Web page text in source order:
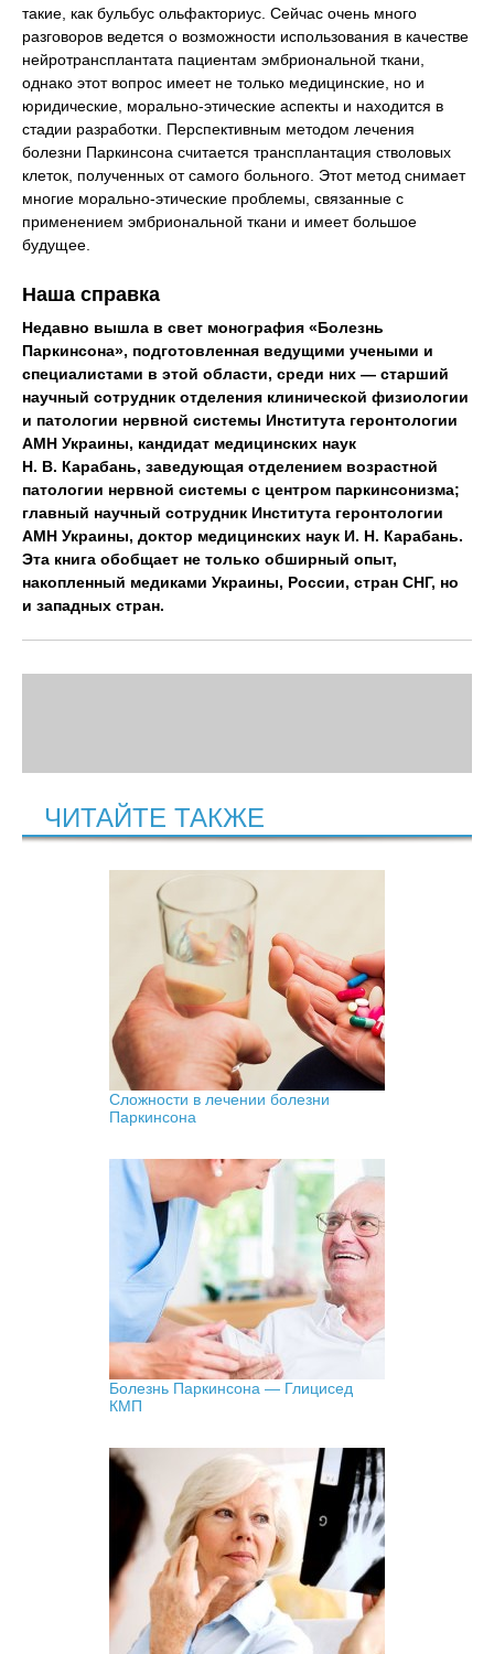
такие, как бульбус ольфакториус. Сейчас очень много
разговоров ведется о возможности использования в качестве
нейротрансплантата пациентам эмбриональной ткани,
однако этот вопрос имеет не только медицинские, но и
юридические, морально-этические аспекты и находится в
стадии разработки. Перспективным методом лечения
болезни Паркинсона считается трансплантация стволовых
клеток, полученных от самого больного. Этот метод снимает
многие морально-этические проблемы, связанные с
применением эмбриональной ткани и имеет большое
будущее.
Наша справка
Недавно вышла в свет монография «Болезнь
Паркинсона», подготовленная ведущими учеными и
специалистами в этой области, среди них — старший
научный сотрудник отделения клинической физиологии
и патологии нервной системы Института геронтологии
АМН Украины, кандидат медицинских наук
Н. В. Карабань, заведующая отделением возрастной
патологии нервной системы с центром паркинсонизма;
главный научный сотрудник Института геронтологии
АМН Украины, доктор медицинских наук И. Н. Карабань.
Эта книга обобщает не только обширный опыт,
накопленный медиками Украины, России, стран СНГ, но
и западных стран.
ЧИТАЙТЕ ТАКЖЕ
Сложности в лечении болезни
Паркинсона
Болезнь Паркинсона — Глицисед
КМП